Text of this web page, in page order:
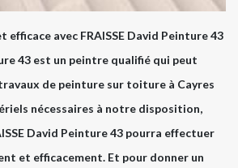
avec FRAISSE David Peinture 43
43 est un peintre qualifié qui peut
de peinture sur toiture à Cayres
nécessaires à notre disposition,
David Peinture 43 pourra effectuer
et efficacement. Et pour donner un